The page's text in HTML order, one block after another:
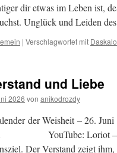
dir etwas im Leben ist,
Unglück und Leiden
| Verschlagwortet mit
und Liebe
2026 von anikodrozdy
der Weisheit – 26.
YouTube: Loriot –
Der Verstand zeigt